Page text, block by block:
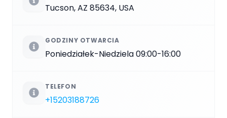
Tucson, AZ 85634, USA
GODZINY OTWARCIA
Poniedziałek-Niedziela 09:00-16:00
TELEFON
+15203188726